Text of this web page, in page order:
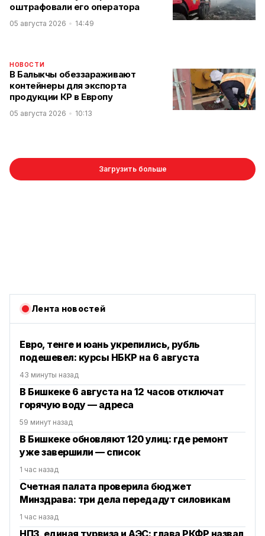
оштрафовали его оператора
05 августа 2026 14:49
НОВОСТИ
В Балыкчы обеззараживают
контейнеры для экспорта
продукции КР в Европу
05 августа 2026 10:13
Загрузить больше
Лента новостей
Евро, тенге и юань укрепились, рубль
подешевел: курсы НБКР на 6 августа
43 минуты назад
В Бишкеке 6 августа на 12 часов отключат
горячую воду — адреса
59 минут назад
В Бишкеке обновляют 120 улиц: где ремонт
уже завершили — список
1 час назад
Счетная палата проверила бюджет
Минздрава: три дела передадут силовикам
1 час назад